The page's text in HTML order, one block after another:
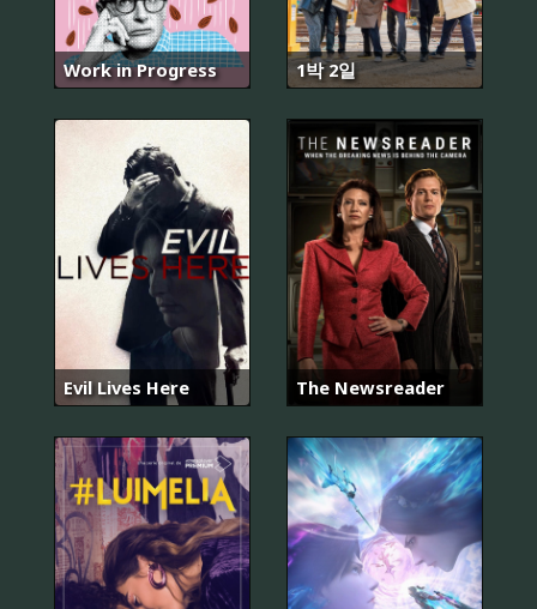
Work in Progress 1박 2일
Evil Lives Here The Newsreader